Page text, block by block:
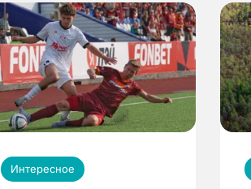
Интересное